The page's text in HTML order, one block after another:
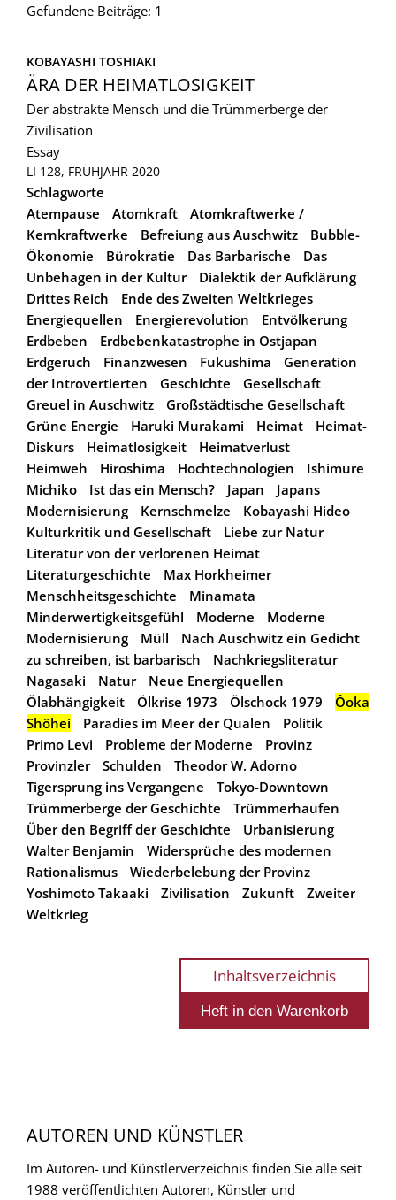
Gefundene Beiträge: 1
KOBAYASHI TOSHIAKI
ÄRA DER HEIMATLOSIGKEIT
Der abstrakte Mensch und die Trümmerberge der
Zivilisation
Essay
LI 128, FRÜHJAHR 2020
Schlagworte
Atempause
Atomkraft
Atomkraftwerke /
Kernkraftwerke
Befreiung aus Auschwitz
Bubble-
Ökonomie
Bürokratie Das Barbarische
Das
Unbehagen in der Kultur
Dialektik der Aufklärung
Drittes Reich
Ende des Zweiten Weltkrieges
Energiequellen
Energierevolution
Entvölkerung
Erdbeben
Erdbebenkatastrophe in Ostjapan
Erdgeruch
Finanzwesen Fukushima
Generation
der Introvertierten
Geschichte
Gesellschaft
Greuel in Auschwitz
Großstädtische Gesellschaft
Grüne Energie
Haruki Murakami Heimat
Heimat-
Diskurs
Heimatlosigkeit
Heimatverlust
Heimweh
Hiroshima Hochtechnologien
Ishimure
Michiko
Ist das ein Mensch? Japan
Japans
Modernisierung
Kernschmelze
Kobayashi Hideo
Kulturkritik und Gesellschaft
Liebe zur Natur
Literatur von der verlorenen Heimat
Literaturgeschichte
Max Horkheimer
Menschheitsgeschichte
Minamata
Minderwertigkeitsgefühl
Moderne
Moderne
Modernisierung
Müll
Nach Auschwitz ein Gedicht
zu schreiben, ist barbarisch
Nachkriegsliteratur
Nagasaki
Natur
Neue Energiequellen
Ölabhängigkeit
Ölkrise 1973 Ölschock 1979
Ôoka
Shôhei
Paradies im Meer der Qualen
Politik
Primo Levi
Probleme der Moderne
Provinz
Provinzler
Schulden
Theodor W. Adorno
Tigersprung ins Vergangene
Tokyo-Downtown
Trümmerberge der Geschichte
Trümmerhaufen
Über den Begriff der Geschichte
Urbanisierung
Walter Benjamin
Widersprüche des modernen
Rationalismus
Wiederbelebung der Provinz
Yoshimoto Takaaki
Zivilisation Zukunft
Zweiter
Weltkrieg
Inhaltsverzeichnis
AUTOREN UND KÜNSTLER
Im Autoren- und Künstlerverzeichnis finden Sie alle seit
1988 veröffentlichten Autoren, Künstler und